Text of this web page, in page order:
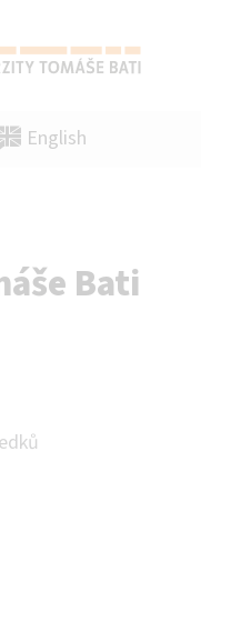
UTB VE ZLÍNĚ
English
Bati